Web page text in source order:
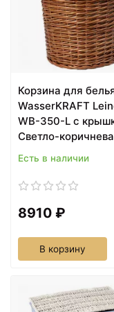
Корзина для
WasserKRAFT
WB-350-L с
Светло-
Есть в наличии
8910 ₽
В корзину